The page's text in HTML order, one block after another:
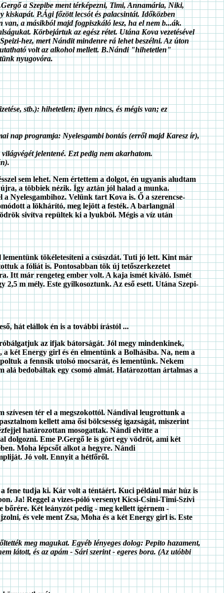
a Szepibe ment térképezni, Timi, Annamária, Niki,
P.Ági főzött lecsót és palacsintát. Időközben
a másikból majd fogpiszkáló lesz, ha el nem b...ák.
Körbejártuk az egész rétet. Utána Kova vezetésével
hez, mert Nándit mindenre rá lehet beszélni. Az úton
volt az alkohol mellett. B.Nándi "hihetetlen"
nyugovóra.
stb.): hihetetlen; ilyen nincs, és mégis van; ez
nap programja: Nyelesgambi bontás (erről majd Karesz ír),
jelentené. Ezt pedig nem akarhatom.
sem lehet. Nem értettem a dolgot, én ugyanis aludtam
a többiek nézik. Így aztán jól halad a munka.
Nyelesgambihoz. Velünk tart Kova is. Ő a szerencse-
a lökhárító, meg lejött a festék. A barlangnál
sivítva repültek ki a lyukból. Mégis a víz után
tökéletesíteni a csúszdát. Tuti jó lett. Kint már
a fóliát is. Pontosabban tök új tetőszerkezetet
Itt már rengeteg ember volt. A kaja ismét kiváló. Ismét
m mély. Este gyilkosoztunk. Az eső esett. Utána Szepi-
hát elállok én is a további írástól ...
az ifjak bátorságát. Jól megy mindenkinek,
két Energy girl és én elmentünk a Bolhásiba. Na, nem a
a fennsík utolsó mocsarát, és lementünk. Nekem
bedobáltak egy csomó almát. Határozottan ártalmas a
szívesen tér el a megszokottól. Nándival leugrottunk a
kellett ama ősi bölcsesség igazságát, miszerint
határozottan mosogattak. Nándi elvitte a
dolgozni. Eme P.Gergő le is górt egy vödröt, ami két
Moha lépcsőt alkot a hegyre. Nándi
Jó volt. Ennyit a hétfőről.
fene tudja ki. Kár volt a téntáért. Kuci például már húz is
Ja! Reggel a vizes-póló versenyt Kicsi-Csini-Timi-Szivi
Két leányzót pedig - meg kellett ígérnem -
és vele ment Zsa, Moha és a két Energy girl is. Este
meg magukat. Egyéb lényeges dolog: Pepito hazament,
látott, és az apám - Sári szerint - egeres bora. (Az utóbbi